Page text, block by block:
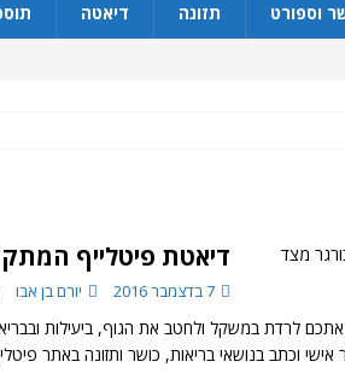
וספורט תזונה דיאטה
דיאטת פיטלייף
7 בדצמבר 2016 יורם בן אבו
לרדת במשקל ולחטב את הגוף, ביעילות
אישי וכתב בנושאי בריאות, כושר ותזונה באתר